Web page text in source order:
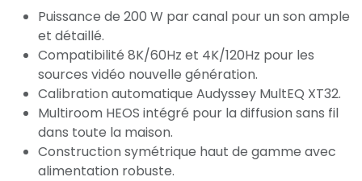
Puissance de 200 W par canal pour un son ample
et détaillé.
Compatibilité 8K/60Hz et 4K/120Hz pour les
sources vidéo nouvelle génération.
Calibration automatique Audyssey MultEQ XT32.
Multiroom HEOS intégré pour la diffusion sans fil
dans toute la maison.
Construction symétrique haut de gamme avec
alimentation robuste.